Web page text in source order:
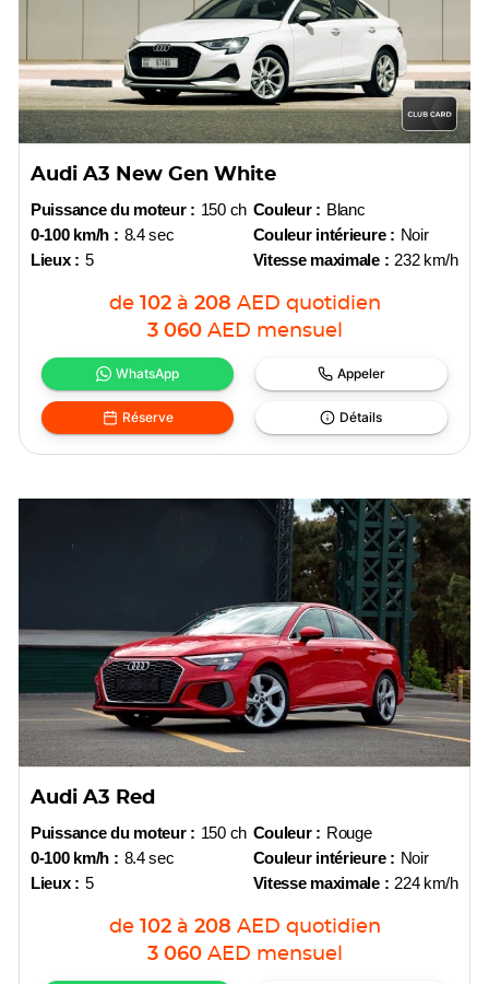
Audi A3 New Gen White
Puissance du moteur : 150 ch
0-100 km/h : 8.4 sec
Lieux : 5
Couleur : Blanc
Couleur intérieure : Noir
Vitesse maximale : 232 km/h
de 102 à 208 AED quotidien
3 060 AED mensuel
WhatsApp Appeler
Réserve Détails
Audi A3 Red
Puissance du moteur : 150 ch
0-100 km/h : 8.4 sec
Lieux : 5
Couleur : Rouge
Couleur intérieure : Noir
Vitesse maximale : 224 km/h
de 102 à 208 AED quotidien
3 060 AED mensuel